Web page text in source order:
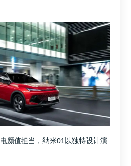
颜值担当，纳米01以独特设计演